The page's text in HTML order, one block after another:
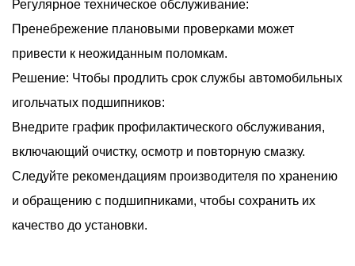
Регулярное техническое обслуживание:
Пренебрежение плановыми проверками может
привести к неожиданным поломкам.
Решение: Чтобы продлить срок службы автомобильных
игольчатых подшипников:
Внедрите график профилактического обслуживания,
включающий очистку, осмотр и повторную смазку.
Следуйте рекомендациям производителя по хранению
и обращению с подшипниками, чтобы сохранить их
качество до установки.